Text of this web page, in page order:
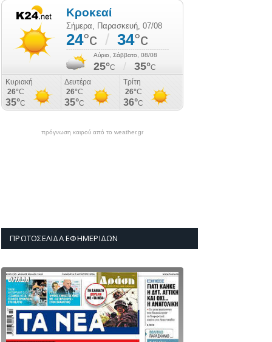
πρόγνωση καιρού από το weather.gr
ΠΡΩΤΟΣΈΛΙΔΑ ΕΦΗΜΕΡΊΔΩΝ